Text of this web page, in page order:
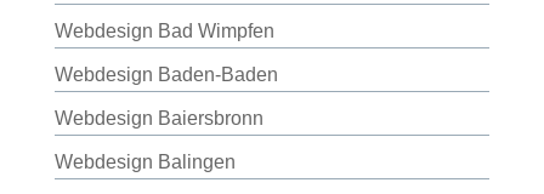
Webdesign Bad Wimpfen
Webdesign Baden-Baden
Webdesign Baiersbronn
Webdesign Balingen